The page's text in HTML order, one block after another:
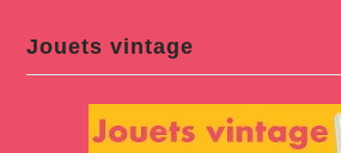
Jouets vintage